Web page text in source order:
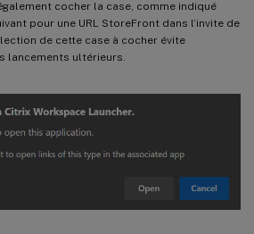
cocher la case, comme indiqué
pour une URL StoreFront dans l’invite de
de cette case à cocher évite
lancements ultérieurs.